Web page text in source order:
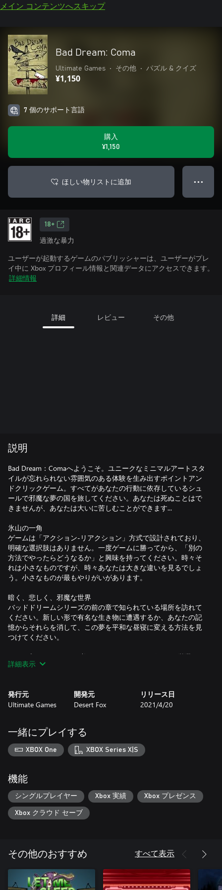
メイン コンテンツへスキップ
Bad Dream: Coma
Ultimate Games • その他 • パズル & クイズ
¥1,150
7 個のサポート言語
購入
¥1,150
ほしい物リストに追加 ● ● ●
18+
過激な暴力
ユーザーが起動するゲームのパブリッシャーは、ユーザーがプレ
イ中に Xbox プロフィール情報と関連データにアクセスできます。
詳細情報
詳細 レビュー その他
説明
Bad Dream：Comaへようこそ。ユニークなミニマルアートスタ
イルが忘れられない雰囲気のある体験を生み出すポイントアン
ドクリックゲーム。すべてがあなたの行動に依存しているシュ
ールで邪魔な夢の国を旅してください。あなたは死ぬことはで
きませんが、あなたは大いに苦しむことができます...
氷山の一角
ゲームは「アクション-リアクション」方式で設計されており、
明確な選択肢はありません。一度ゲームに勝ってから、「別の
方法でやったらどうなるか」と興味を持ってください。時々そ
れは小さなものですが、時々あなたは大きな違いを見るでしょ
う。小さなものが最もやりがいがあります。
暗く、悲しく、邪魔な世界
バッドドリームシリーズの前の章で知られている場所を訪れて
ください。新しい形で有名な生き物に遭遇するか、あなたの記
憶からそれらを消して、この夢を平和な昼寝に変える方法を見
つけてください。
*シンプルでありながら美しいグラフィックデザインと厳選され
たサウンドで作成された非常に雰囲気のある世界
* オリジナル・サウンドトラック
詳細表示
発行元
Ultimate Games
開発元
Desert Fox
リリース日
2021/4/20
一緒にプレイする
XBOX One XBOX Series X|S
機能
シングルプレイヤー Xbox 実績 Xbox プレゼンス
Xbox クラウド セーブ
その他のおすすめ すべて表示